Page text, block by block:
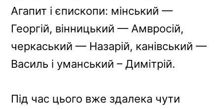
Агапит і єпископи: мінський —
Георгій, вінницький — Амвросій,
черкаський — Назарій, канівський —
Василь і уманський – Димітрій.
Під час цього вже здалека чути